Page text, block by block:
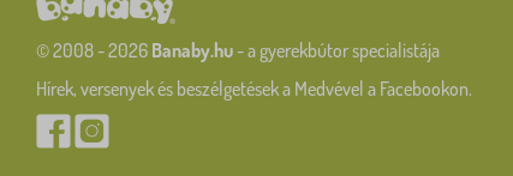
© 2008 - 2026 Banaby.hu- a gyerekbútor specialistája
Hírek, versenyek és beszélgetések a Medvével a Facebookon.